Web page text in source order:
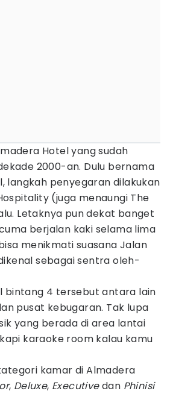
Hotel yang sudah
2000-an. Dulu bernama
langkah penyegaran dilakukan
(juga menaungi The
Letaknya pun dekat banget
berjalan kaki selama lima
menikmati suasana Jalan
sebagai sentra oleh-
bintang 4 tersebut antara lain
pusat kebugaran. Tak lupa
yang berada di area lantai
karaoke room kalau kamu
kamar di Almadera
, Deluxe, Executivedan Phinisi